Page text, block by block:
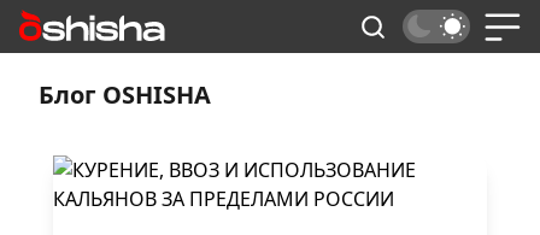
Блог OSHISHA